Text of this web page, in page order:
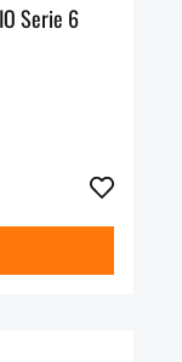
Serie 6